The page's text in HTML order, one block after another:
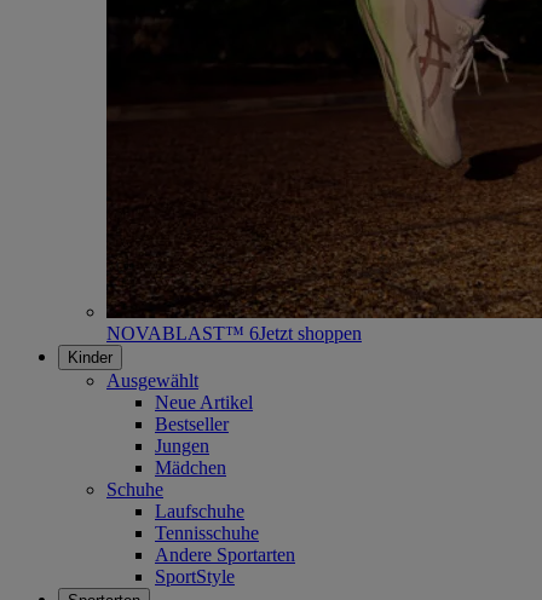
NOVABLAST™ 6Jetzt shoppen
Kinder
Ausgewählt
Neue Artikel
Bestseller
Jungen
Mädchen
Schuhe
Laufschuhe
Tennisschuhe
Andere Sportarten
SportStyle